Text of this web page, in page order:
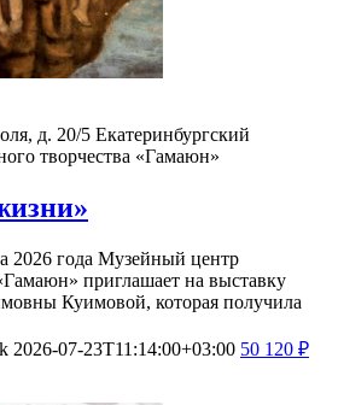
д. 20/5 Екатеринбургский
творчества «Гамаюн»
2026 года Музейный центр
приглашает на выставку
Куимовой, которая получила
2026-07-23T11:14:00+03:00 50 120 ₽